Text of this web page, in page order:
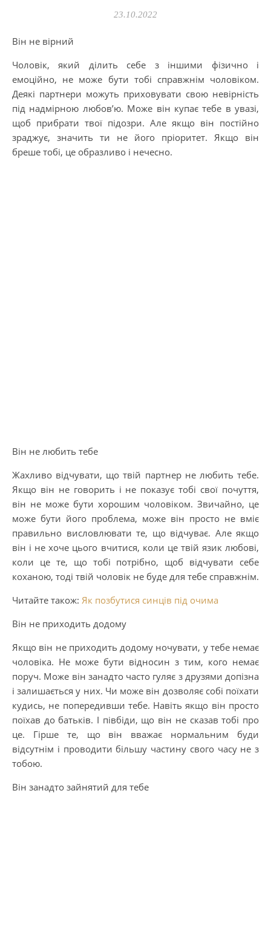
23.10.2022
Він не вірний
Чоловік, який ділить себе з іншими фізично і
емоційно, не може бути тобі справжнім чоловіком.
Деякі партнери можуть приховувати свою невірність
під надмірною любов’ю. Може він купає тебе в увазі,
щоб прибрати твої підозри. Але якщо він постійно
зраджує, значить ти не його пріоритет. Якщо він
бреше тобі, це образливо і нечесно.
Він не любить тебе
Жахливо відчувати, що твій партнер не любить тебе.
Якщо він не говорить і не показує тобі свої почуття,
він не може бути хорошим чоловіком. Звичайно, це
може бути його проблема, може він просто не вміє
правильно висловлювати те, що відчуває. Але якщо
він і не хоче цього вчитися, коли це твій язик любові,
коли це те, що тобі потрібно, щоб відчувати себе
коханою, тоді твій чоловік не буде для тебе справжнім.
Читайте також: Як позбутися синців під очима
Він не приходить додому
Якщо він не приходить додому ночувати, у тебе немає
чоловіка. Не може бути відносин з тим, кого немає
поруч. Може він занадто часто гуляє з друзями допізна
і залишається у них. Чи може він дозволяє собі поїхати
кудись, не попередивши тебе. Навіть якщо він просто
поїхав до батьків. І півбіди, що він не сказав тобі про
це. Гірше те, що він вважає нормальним буди
відсутнім і проводити більшу частину свого часу не з
тобою.
Він занадто зайнятий для тебе